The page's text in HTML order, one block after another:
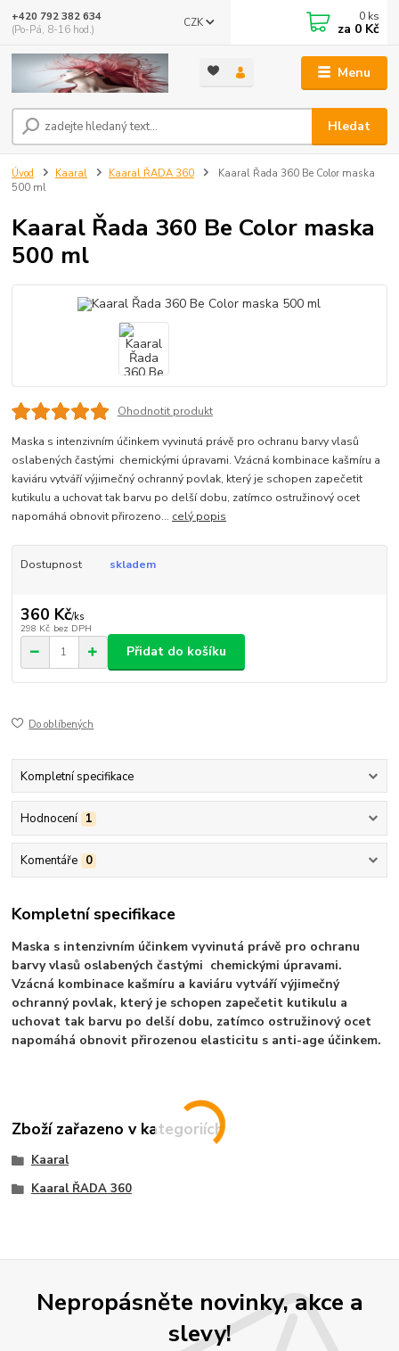
Menu
CZK
Hledat
+420 792 382 634
(Po-Pá, 8-16 hod.)
0 ks
za 0 Kč
Úvod Kaaral Kaaral ŘADA 360
Kaaral Řada 360 Be Color maska
500 ml
Kaaral Řada 360 Be Color maska
500 ml
Ohodnotit produkt
Maska s intenzivním účinkem vyvinutá právě pro ochranu barvy vlasů
oslabených častými chemickými úpravami. Vzácná kombinace kašmíru a
kaviáru vytváří výjimečný ochranný povlak, který je schopen zapečetit
kutikulu a uchovat tak barvu po delší dobu, zatímco ostružinový ocet
napomáhá obnovit přirozeno... celý popis
Dostupnost skladem
360 Kč/ks
298 Kč bez DPH
Přidat do košíku
Do oblíbených
Kompletní specifikace
Hodnocení 1
Komentáře 0
Kompletní specifikace
Maska s intenzivním účinkem vyvinutá právě pro ochranu
barvy vlasů oslabených častými chemickými úpravami.
Vzácná kombinace kašmíru a kaviáru vytváří výjimečný
ochranný povlak, který je schopen zapečetit kutikulu a
uchovat tak barvu po delší dobu, zatímco ostružinový ocet
napomáhá obnovit přirozenou elasticitu s anti-age účinkem.
Zboží zařazeno v kategoriích
Kaaral
Kaaral ŘADA 360
Nepropásněte novinky, akce a
slevy!